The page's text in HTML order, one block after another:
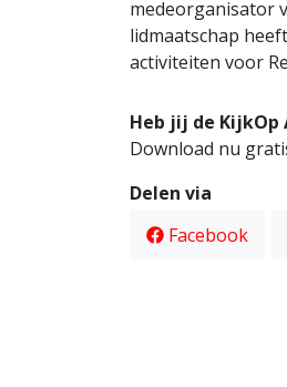
medeorganisator
lidmaatschap
activiteiten voor
Heb jij de KijkOp
Download nu
Delen via
Facebook